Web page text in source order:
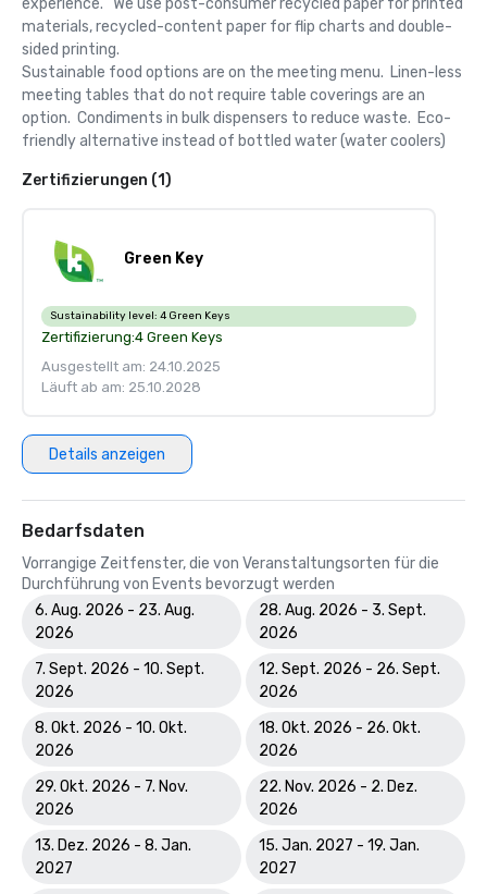
experience.   We use post-consumer recycled paper for printed
materials, recycled-content paper for flip charts and double-
sided printing.
Sustainable food options are on the meeting menu.  Linen-less
meeting tables that do not require table coverings are an
option.  Condiments in bulk dispensers to reduce waste.  Eco-
friendly alternative instead of bottled water (water coolers)
Zertifizierungen (1)
Green Key
Sustainability level: 4 Green Keys
Zertifizierung:4 Green Keys
Ausgestellt am: 24.10.2025
Läuft ab am: 25.10.2028
Details anzeigen
Bedarfsdaten
Vorrangige Zeitfenster, die von Veranstaltungsorten für die
Durchführung von Events bevorzugt werden
6. Aug. 2026 - 23. Aug.
2026
28. Aug. 2026 - 3. Sept.
2026
7. Sept. 2026 - 10. Sept.
2026
12. Sept. 2026 - 26. Sept.
2026
8. Okt. 2026 - 10. Okt.
2026
18. Okt. 2026 - 26. Okt.
2026
29. Okt. 2026 - 7. Nov.
2026
22. Nov. 2026 - 2. Dez.
2026
13. Dez. 2026 - 8. Jan.
2027
15. Jan. 2027 - 19. Jan.
2027